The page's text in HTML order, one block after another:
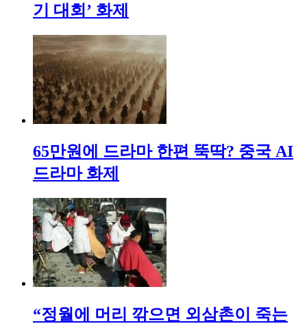
기 대회’ 화제
65만원에 드라마 한편 뚝딱? 중국 AI
드라마 화제
“정월에 머리 깎으면 외삼촌이 죽는